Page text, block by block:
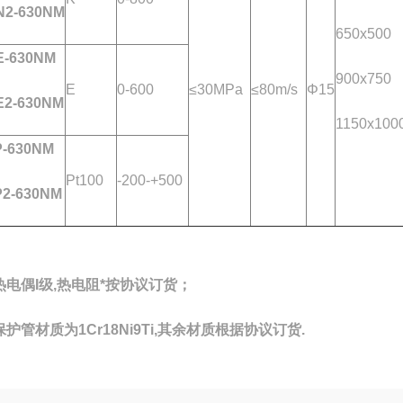
650x500
900x750
630NM
≤30MPa ≤80m/s Φ15
630NM
630NM
E 0-600
630NM
630NM
Pt100 -200-+500
电偶I级,热电阻*按协议订货；
护管材质为1Cr18Ni9Ti,其余材质根据协议订货.